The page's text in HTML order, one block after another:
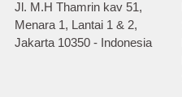
Jl. M.H Thamrin kav 51,
Menara 1, Lantai 1 & 2,
Jakarta 10350 - Indonesia